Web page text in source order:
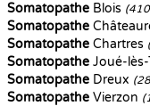
Somatopathe Blois
Somatopathe
Somatopathe Chartres
Somatopathe Joué-
Somatopathe Dreux
Somatopathe Vierzon